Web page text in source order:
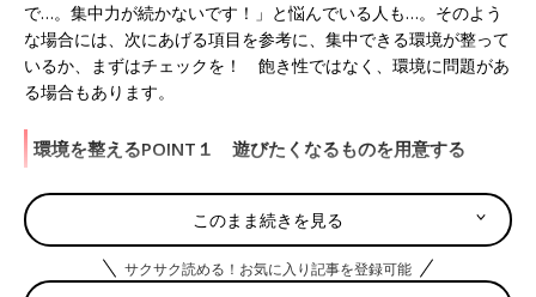
で…。集中力が続かないです！」と悩んでいる人も…。そのよう
な場合には、次にあげる項目を参考に、集中できる環境が整って
いるか、まずはチェックを！ 飽き性ではなく、環境に問題があ
る場合もあります。
環境を整えるPOINT１ 遊びたくなるものを用意する
子どもは本能的に遊びを通して、自分の能力を引き出したいと思
っています。自分が「遊びたい！」「触りたい！」と思ったもの
を手にすると集中力を発揮するので、まずは子どもが興味を引く
ものを用意しましょう。
このまま続きを見る
サクサク読める！お気に入り記事を登録可能